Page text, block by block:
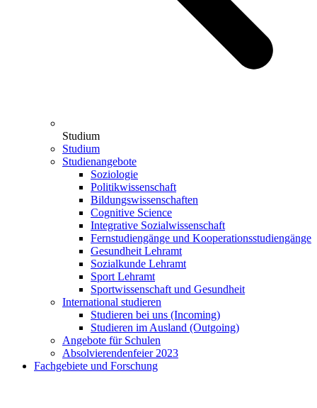
Studium
Studium
Studienangebote
Soziologie
Politikwissenschaft
Bildungswissenschaften
Cognitive Science
Integrative Sozialwissenschaft
Fernstudiengänge und Kooperationsstudiengänge
Gesundheit Lehramt
Sozialkunde Lehramt
Sport Lehramt
Sportwissenschaft und Gesundheit
International studieren
Studieren bei uns (Incoming)
Studieren im Ausland (Outgoing)
Angebote für Schulen
Absolvierendenfeier 2023
Fachgebiete und Forschung